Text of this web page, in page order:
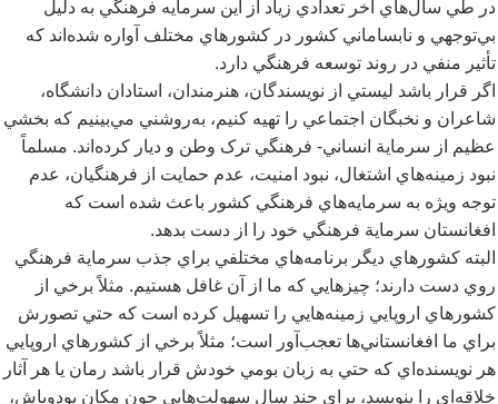
در طي سالهاي آخر تعدادي زياد از اين سرمايه فرهنگي به دليل
بيتوجهي و نابساماني کشور در کشورهاي مختلف آواره شده اند که
تأثير منفي در روند توسعه فرهنگي دارد.
اگر قرار باشد ليستي از نويسندگان، هنرمندان، استادان دانشگاه،
شاعران و نخبگان اجتماعي را تهيه کنيم، بهروشني ميبينيم که بخشي
عظيم از سرماية انساني- فرهنگي ترک وطن و ديار کرده اند. مسلماً
نبود زمينههاي اشتغال، نبود امنيت، عدم حمايت از فرهنگيان، عدم
توجه ويژه به سرمايههاي فرهنگي کشور باعث شده است که
افغانستان سرماية فرهنگي خود را از دست بدهد.
البته کشورهاي ديگر برنامههاي مختلفي براي جذب سرماية فرهنگي
روي دست دارند؛ چيزهايي که ما از آن غافل هستيم. مثلاً برخي از
کشورهاي اروپايي زمينههايي را تسهيل کرده است که حتي تصورش
براي ما افغانستانيها تعجب آور است؛ مثلاً برخي از کشورهاي اروپايي
هر نويسنده اي که حتي به زبان بومي خودش قرار باشد رمان يا هر آثار
خلاقه اي را بنويسد، براي چند سال سهولتهايي چون مکان بودوباش،